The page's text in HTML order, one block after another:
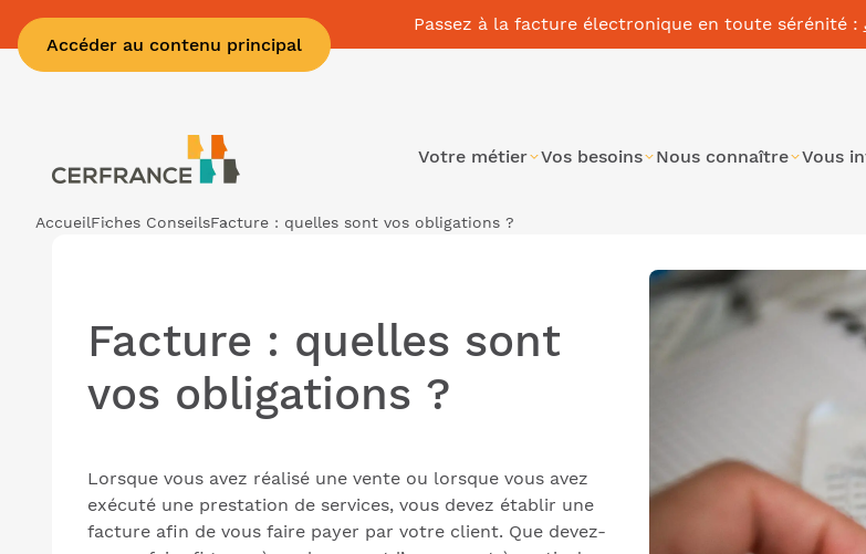
Accéder au contenu principal
Passez à la facture électronique en toute sérénité :
Votre métier Vos besoins Nous connaître Vous
AccueilFiches ConseilsFacture : quelles sont vos obligations ?
Facture : quelles sont
vos obligations ?
Lorsque vous avez réalisé une vente ou lorsque vous avez
exécuté une prestation de services, vous devez établir une
facture afin de vous faire payer par votre client. Que devez-